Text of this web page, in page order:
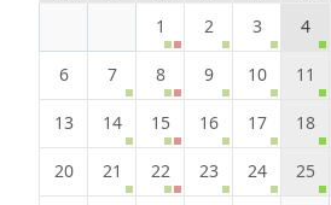
1 2 3 4
6 7 8 9 10 11
13 14 15 16 17 18
20 21 22 23 24 25